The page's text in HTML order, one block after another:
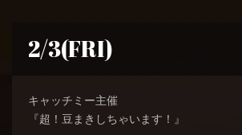
2/3(FRI)
キャッチミー主催
『超！豆まきしちゃいます！』